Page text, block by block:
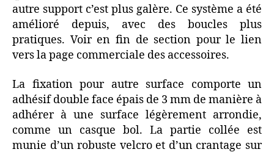
autre support c’est plus galère. Ce système a été
amélioré depuis, avec des boucles plus
pratiques. Voir en fin de section pour le lien
vers la page commerciale des accessoires.
La fixation pour autre surface comporte un
adhésif double face épais de 3 mm de manière à
adhérer à une surface légèrement arrondie,
comme un casque bol. La partie collée est
munie d’un robuste velcro et d’un crantage sur